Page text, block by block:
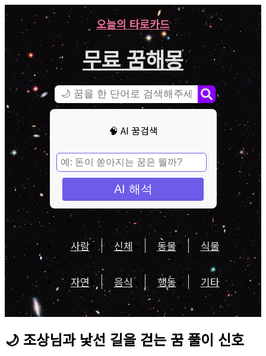
오늘의 타로카드
무료 꿈해몽
🧠 AI 꿈검색
AI 해석
사람 신체 동물 식물
자연 음식 행동 기타
🌙 조상님과 낯선 길을 걷는 꿈 풀이 신호